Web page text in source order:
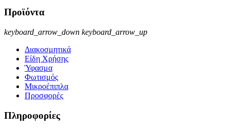
Προϊόντα
keyboard_arrow_down keyboard_arrow_up
Διακοσμητικά
Είδη Χρήσης
Ύφασμα
Φωτισμός
Μικροέπιπλα
Προσφορές
Πληροφορίες